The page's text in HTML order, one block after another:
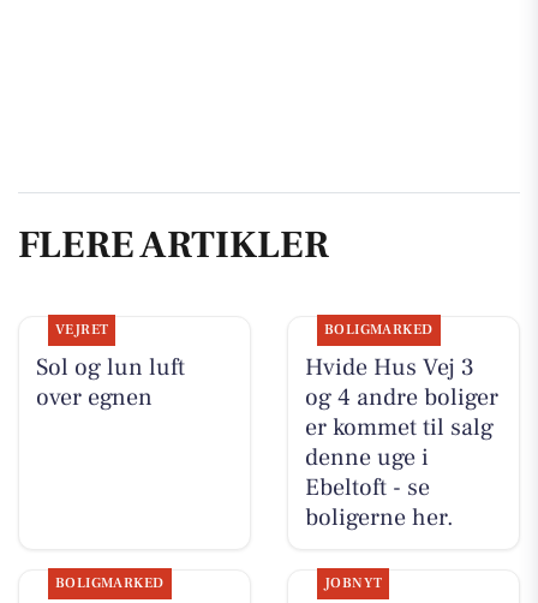
FLERE ARTIKLER
VEJRET
Sol og lun luft
over egnen
BOLIGMARKED
Hvide Hus Vej 3
og 4 andre boliger
er kommet til salg
denne uge i
Ebeltoft - se
boligerne her.
BOLIGMARKED JOBNYT